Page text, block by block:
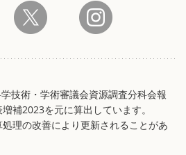
技術・学術審議会資源調査分科会報
補2023を元に算出しています。
理の改善により更新されることがあ